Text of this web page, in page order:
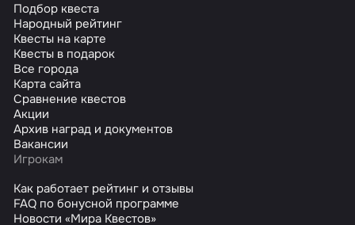
Подбор квеста
Народный рейтинг
Квесты на карте
Квесты в подарок
Все города
Карта сайта
Сравнение квестов
Акции
Архив наград и документов
Вакансии
Игрокам
Как работает рейтинг и отзывы
FAQ по бонусной программе
Новости «Мира Квестов»